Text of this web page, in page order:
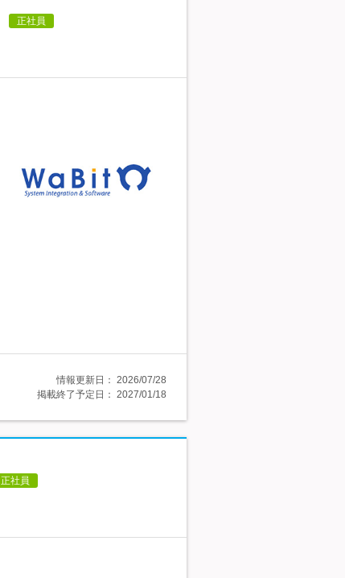
正社員
情報更新日： 2026/07/28
掲載終了予定日： 2027/01/18
正社員